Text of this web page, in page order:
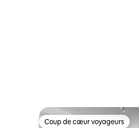
Coup de cœur voyageurs
Coup de cœur voyageurs